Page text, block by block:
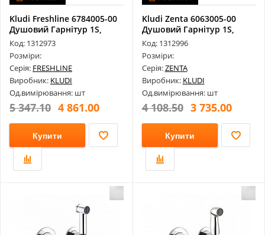
Kludi Freshline 6784005-00
Душовий Гарнітур 1S,
Хром
Код: 1312973
Розміри:
Серія: FRESHLINE
Виробник: KLUDI
Од.вимірювання: шт
5 347.10 4 861.00
Купити
Kludi Zenta 6063005-00
Душовий Гарнітур 1S,
60Cm
Код: 1312996
Розміри:
Серія:ZENTA
Виробник: KLUDI
Од.вимірювання: шт
4 108.50 3 735.00
Купити